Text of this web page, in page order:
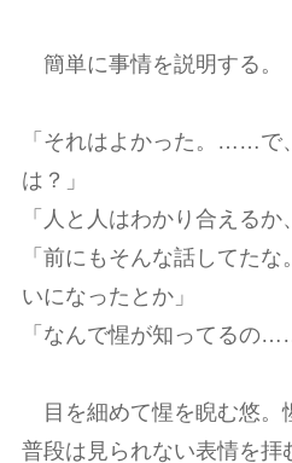
簡単に事情を説明する。
「それはよかった。……で
は？」
「人と人はわかり合えるか
「前にもそんな話してた
いになったとか」
「なんで惺が知ってるの
目を細めて惺を睨む悠。
普段は見られない表情を拝